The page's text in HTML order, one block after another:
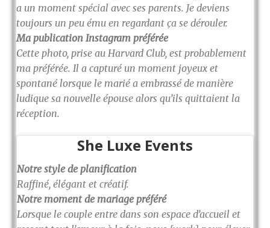
a un moment spécial avec ses parents. Je deviens
toujours un peu ému en regardant ça se dérouler.
Ma publication Instagram préférée
Cette photo, prise au Harvard Club, est probablement
ma préférée. Il a capturé un moment joyeux et
spontané lorsque le marié a embrassé de manière
ludique sa nouvelle épouse alors qu’ils quittaient la
réception.
She Luxe Events
Notre style de planification
Raffiné, élégant et créatif.
Notre moment de mariage préféré
Lorsque le couple entre dans son espace d’accueil et